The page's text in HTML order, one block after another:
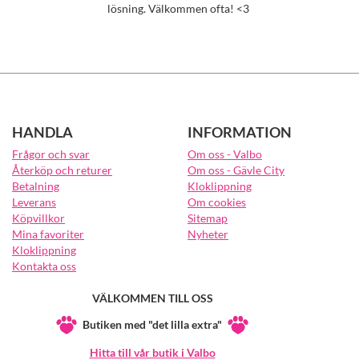
lösning. Välkommen ofta! <3
HANDLA
Frågor och svar
Återköp och returer
Betalning
Leverans
Köpvillkor
Mina favoriter
Kloklippning
Kontakta oss
INFORMATION
Om oss - Valbo
Om oss - Gävle City
Kloklippning
Om cookies
Sitemap
Nyheter
VÄLKOMMEN TILL OSS
Butiken med "det lilla extra"
Hitta till vår butik i Valbo